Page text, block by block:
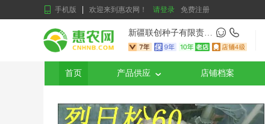
手机版 欢迎来到惠农网！ 请登录 免费注册
首页 产品供应 店铺档案